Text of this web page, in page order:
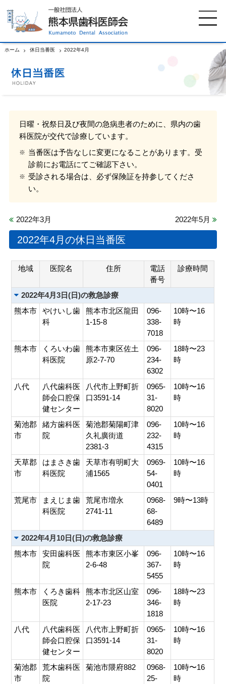
ホーム 休日当番医 2022年4月
日曜・祝祭日及び夜間の急病患者のために、県内の歯
科医院が交代で診療しています。
当番医は予告なしに変更になることがあります。受
診前にお電話にてご確認下さい。
受診される場合は、必ず保険証を持参してくださ
い。
2022年3月 2022年5月
2022年4月の休日当番医
地域 医院名 住所
電話
番号
診療時間
2022年4月3日(日)の救急診療
熊本市
やけいし歯
科
熊本市北区龍田
1-15-8
096-
338-
7018
10時〜16
時
熊本市
くろいわ歯
科医院
熊本市東区佐土
原2-7-70
096-
234-
6302
18時〜23
時
八代
八代歯科医
師会口腔保
健センター
八代市上野町折
口3591-14
0965-
31-
8020
10時〜16
時
菊池郡
市
緒方歯科医
院
菊池郡菊陽町津
久礼廣街道
2381-3
096-
232-
4315
10時〜16
時
天草郡
市
はまさき歯
科医院
天草市有明町大
浦1565
0969-
54-
0401
10時〜16
時
荒尾市
まえじま歯
科医院
荒尾市増永
2741-11
0968-
68-
6489
9時〜13時
2022年4月10日(日)の救急診療
熊本市
安田歯科医
院
熊本市東区小峯
2-6-48
096-
367-
5455
10時〜16
時
熊本市
くろき歯科
医院
熊本市北区山室
2-17-23
096-
346-
1818
18時〜23
時
八代
八代歯科医
師会口腔保
健センター
八代市上野町折
口3591-14
0965-
31-
8020
10時〜16
時
菊池郡
市
荒木歯科医
院
菊池市隈府882
0968-
25-
10時〜16
時
ホーム 歯科医師会について
お知らせ 口腔保健センター
会員専用ページ プライバシーポリシー
サイトマップ